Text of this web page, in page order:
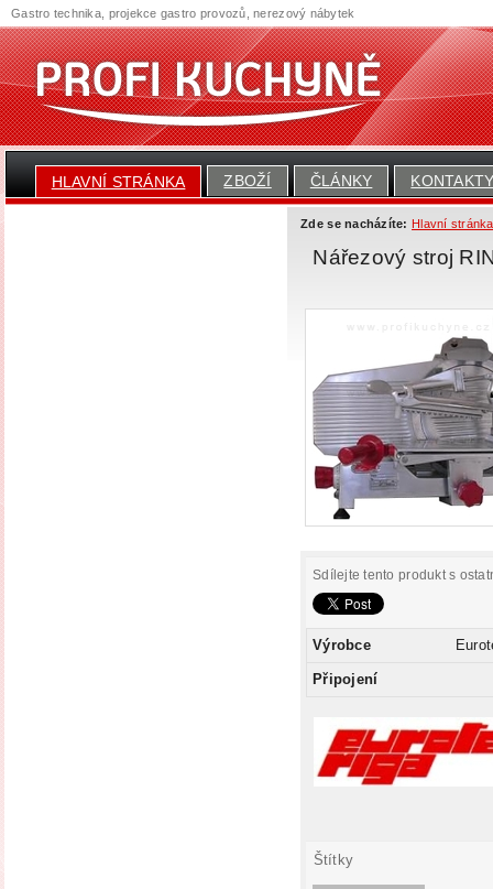
HLAVNÍ STRÁNKA ZBOŽÍ ČLÁNKY
Zde se nacházíte: Hlavní stránka
Nářezový stroj
Sdílejte tento produkt s
Výrobce
Připojení
Štítky
Gastro technika, projekce gastro provozů, nerezový nábytek